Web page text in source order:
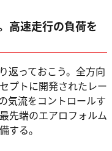
高速走行の負荷を
返っておこう。全方向
プトに開発されたレー
気流をコントロールす
先端のエアロフォルム
する。